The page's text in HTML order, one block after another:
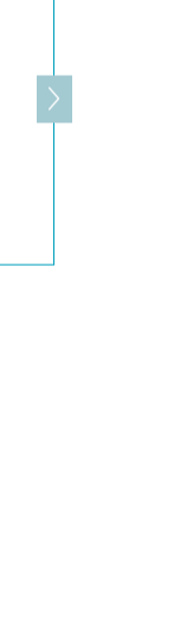
下一頁